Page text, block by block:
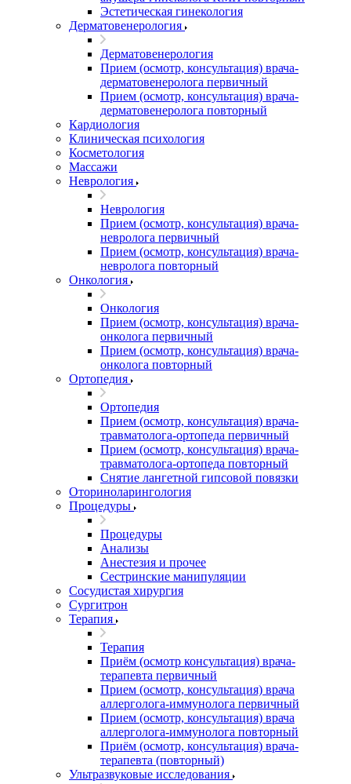
Эстетическая гинекология
Дерматовенерология
Дерматовенерология
Прием (осмотр, консультация) врача-
дерматовенеролога первичный
Прием (осмотр, консультация) врача-
дерматовенеролога повторный
Кардиология
Клиническая психология
Косметология
Массажи
Неврология
Неврология
Прием (осмотр, консультация) врача-
невролога первичный
Прием (осмотр, консультация) врача-
невролога повторный
Онкология
Онкология
Прием (осмотр, консультация) врача-
онколога первичный
Прием (осмотр, консультация) врача-
онколога повторный
Ортопедия
Ортопедия
Прием (осмотр, консультация) врача-
травматолога-ортопеда первичный
Прием (осмотр, консультация) врача-
травматолога-ортопеда повторный
Снятие лангетной гипсовой повязки
Оториноларингология
Процедуры
Процедуры
Анализы
Анестезия и прочее
Сестринские манипуляции
Сосудистая хирургия
Сургитрон
Терапия
Терапия
Приём (осмотр консультация) врача-
терапевта первичный
Прием (осмотр, консультация) врача
аллерголога-иммунолога первичный
Прием (осмотр, консультация) врача
аллерголога-иммунолога повторный
Приём (осмотр, консультация) врача-
терапевта (повторный)
Ультразвуковые исследования